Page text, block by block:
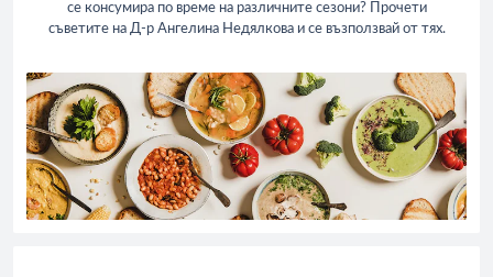
се консумира по време на различните сезони? Прочети
съветите на Д-р Ангелина Недялкова и се възползвай от тях.